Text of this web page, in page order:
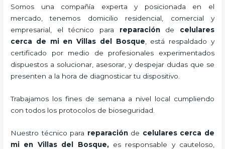
Somos una compañía experta y posicionada en el
mercado, tenemos domicilio residencial, comercial y
empresarial, el técnico para reparaciónde
celulares
cerca de mien Villas del Bosque , está respaldado y
certificado por medio de profesionales experimentados
dispuestos a solucionar, asesorar, y despejar dudas que se
presenten a la hora de diagnosticar tu dispositivo.
Trabajamos los fines de semana a nivel local cumpliendo
con todos los protocolos de bioseguridad.
Nuestro técnico para reparaciónde celulares cerca de
mi en Villas del Bosque, es responsable y cauteloso,